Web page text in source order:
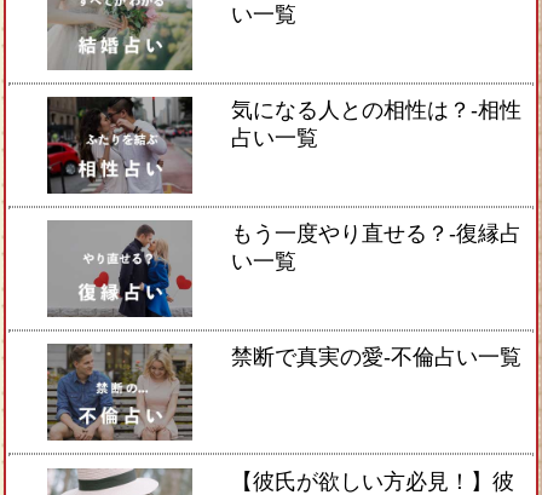
い一覧
気になる人との相性は？-相性
占い一覧
もう一度やり直せる？-復縁占
い一覧
禁断で真実の愛-不倫占い一覧
【彼氏が欲しい方必見！】彼